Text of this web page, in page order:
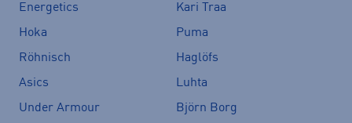
Energetics
Kari Traa
Hoka
Puma
Röhnisch
Haglöfs
Asics
Luhta
Under Armour
Björn Borg